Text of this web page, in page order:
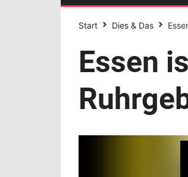
Start Dies & Das
Essen